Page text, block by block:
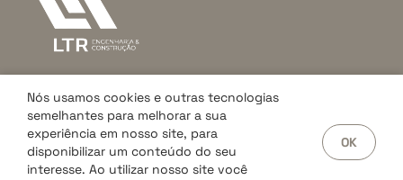
Nós usamos cookies e outras tecnologias
semelhantes para melhorar a sua
experiência em nosso site, para
disponibilizar um conteúdo do seu
interesse. Ao utilizar nosso site você
OK
Arahome Negócios Imobiliários © 2026. Creci J07042. Todos os
direitos reservados.